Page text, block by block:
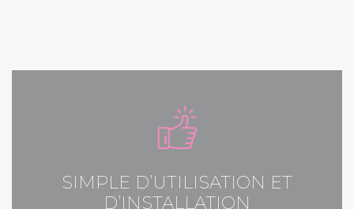
SIMPLE D’UTILISATION ET
D’INSTALLATION